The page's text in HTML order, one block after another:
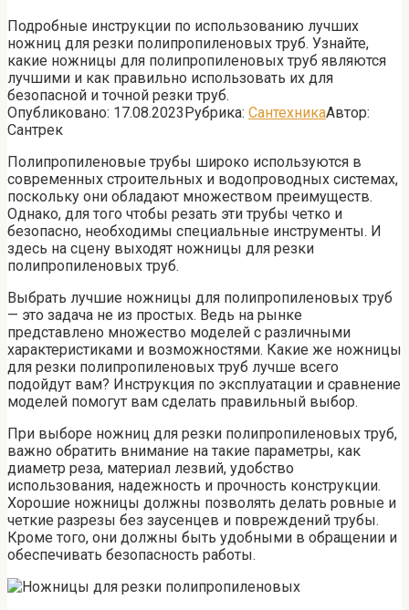
Подробные инструкции по использованию лучших
ножниц для резки полипропиленовых труб. Узнайте,
какие ножницы для полипропиленовых труб являются
лучшими и как правильно использовать их для
безопасной и точной резки труб.
Опубликовано: 17.08.2023Рубрика: СантехникаАвтор:
Сантрек
Полипропиленовые трубы широко используются в
современных строительных и водопроводных системах,
поскольку они обладают множеством преимуществ.
Однако, для того чтобы резать эти трубы четко и
безопасно, необходимы специальные инструменты. И
здесь на сцену выходят ножницы для резки
полипропиленовых труб.
Выбрать лучшие ножницы для полипропиленовых труб
— это задача не из простых. Ведь на рынке
представлено множество моделей с различными
характеристиками и возможностями. Какие же ножницы
для резки полипропиленовых труб лучше всего
подойдут вам? Инструкция по эксплуатации и сравнение
моделей помогут вам сделать правильный выбор.
При выборе ножниц для резки полипропиленовых труб,
важно обратить внимание на такие параметры, как
диаметр реза, материал лезвий, удобство
использования, надежность и прочность конструкции.
Хорошие ножницы должны позволять делать ровные и
четкие разрезы без заусенцев и повреждений трубы.
Кроме того, они должны быть удобными в обращении и
обеспечивать безопасность работы.